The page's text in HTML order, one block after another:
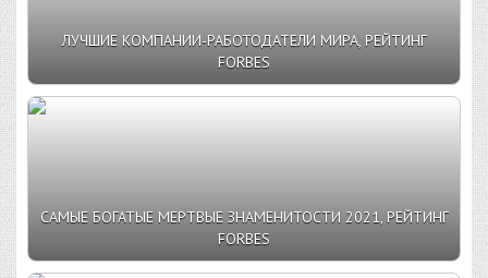
ЛУЧШИЕ КОМПАНИИ-РАБОТОДАТЕЛИ МИРА, РЕЙТИНГ
FORBES
САМЫЕ БОГАТЫЕ МЕРТВЫЕ ЗНАМЕНИТОСТИ 2021, РЕЙТИНГ
FORBES